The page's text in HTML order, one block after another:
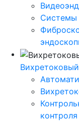
Системы
контроля